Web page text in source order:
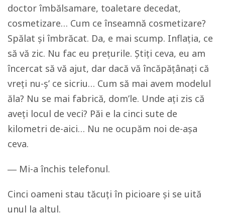
doctor îmbălsamare, toaletare decedat,
cosmetizare… Cum ce înseamnă cosmetizare?
Spălat și îmbrăcat. Da, e mai scump. Inflația, ce
să vă zic. Nu fac eu prețurile. Știți ceva, eu am
încercat să vă ajut, dar dacă vă încăpățânați că
vreți nu-ș’ ce sicriu… Cum să mai avem modelul
ăla? Nu se mai fabrică, dom’le. Unde ați zis că
aveți locul de veci? Păi e la cinci sute de
kilometri de-aici… Nu ne ocupăm noi de-așa
ceva.
― Mi-a închis telefonul.
Cinci oameni stau tăcuți în picioare și se uită
unul la altul.